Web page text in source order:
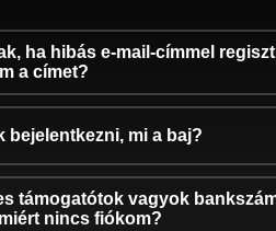
ha hibás e-mail-címmel
a címet?
bejelentkezni, mi a baj?
támogatótok vagyok
nincs fiókom?